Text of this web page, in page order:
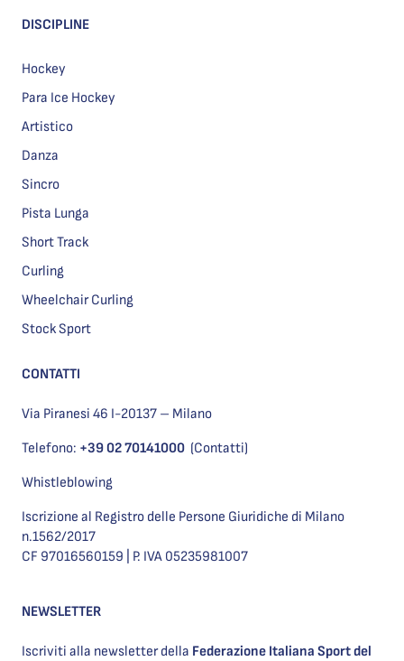
DISCIPLINE
Hockey
Para Ice Hockey
Artistico
Danza
Sincro
Pista Lunga
Short Track
Curling
Wheelchair Curling
Stock Sport
CONTATTI
Via Piranesi 46 I-20137 – Milano
Telefono: +39 02 70141000 (Contatti)
Whistleblowing
Iscrizione al Registro delle Persone Giuridiche di Milano
n.1562/2017
CF 97016560159 | P. IVA 05235981007
NEWSLETTER
Iscriviti alla newsletter della Federazione Italiana Sport del